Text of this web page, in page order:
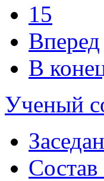
15
Вперед
В
Ученый
Состав